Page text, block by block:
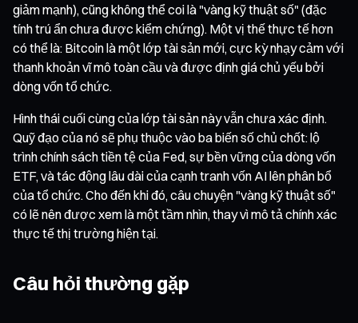
giảm mạnh), cũng không thể coi là "vàng kỹ thuật số" (đặc
tính trú ẩn chưa được kiểm chứng). Một vị thế thực tế hơn
có thể là: Bitcoin là một lớp tài sản mới, cực kỳ nhạy cảm với
thanh khoản vĩ mô toàn cầu và được định giá chủ yếu bởi
dòng vốn tổ chức.
Hình thái cuối cùng của lớp tài sản này vẫn chưa xác định.
Quỹ đạo của nó sẽ phụ thuộc vào ba biến số chủ chốt: lộ
trình chính sách tiền tệ của Fed, sự bền vững của dòng vốn
ETF, và tác động lâu dài của cạnh tranh vốn AI lên phân bổ
của tổ chức. Cho đến khi đó, câu chuyện "vàng kỹ thuật số"
có lẽ nên được xem là một tầm nhìn, thay vì mô tả chính xác
thực tế thị trường hiện tại.
Câu hỏi thường gặp